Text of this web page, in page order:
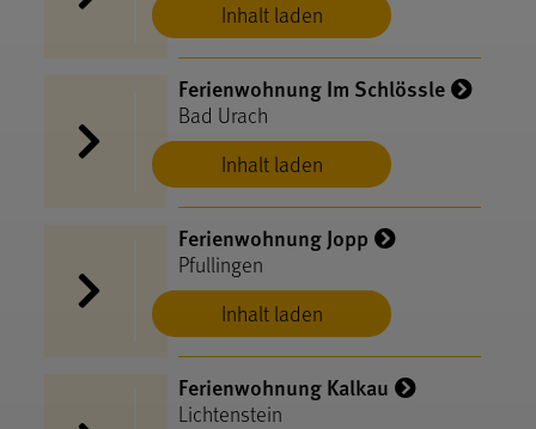
Inhalt laden
Inhalt laden
Ferienwohnung Im Schlössle
Bad Urach
Inhalt laden
Ferienwohnung Jopp
Pfullingen
Ferienwohnung Kalkau
Lichtenstein